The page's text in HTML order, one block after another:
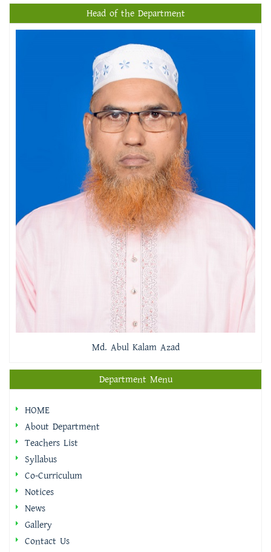
Head of the Department
Md. Abul Kalam Azad
Department Menu
HOME
About Department
Teachers List
Syllabus
Co-Curriculum
Notices
News
Gallery
Contact Us